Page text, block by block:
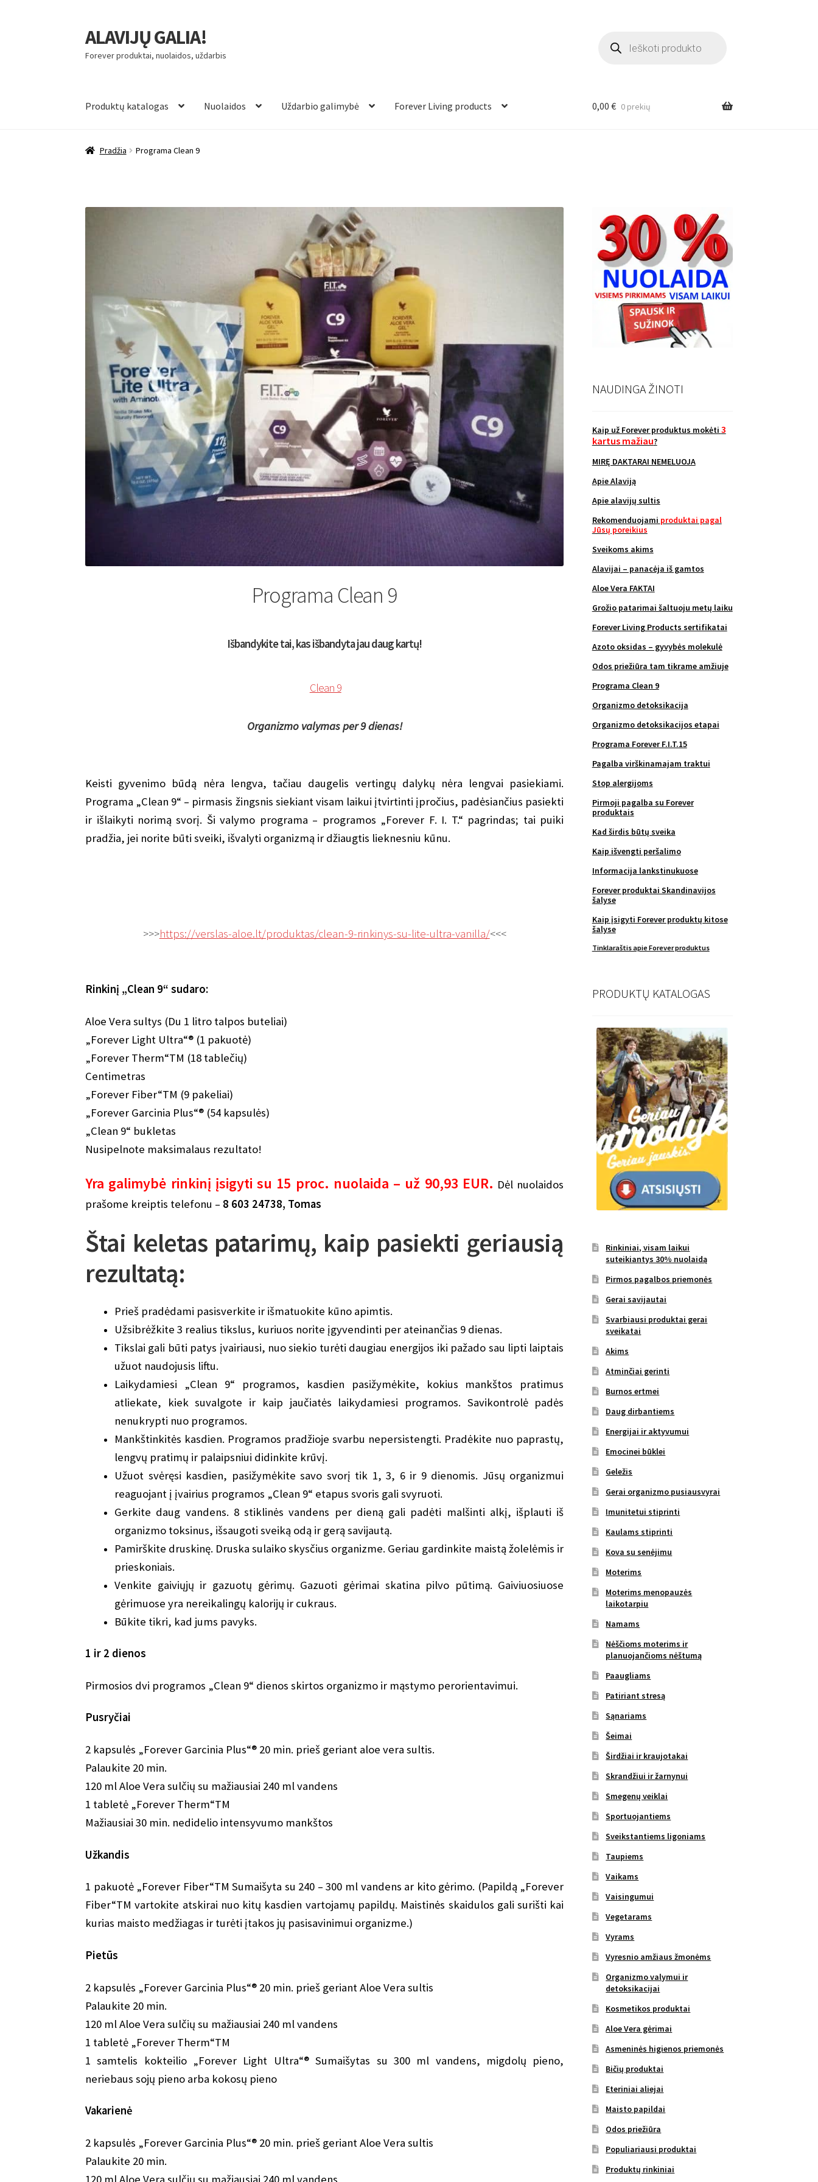
Pereiti
prie
meniu
Pereiti
prie
turinio
ALAVIJŲ GALIA!
Forever produktai, nuolaidos, uždarbis
search
Produktų katalogas Nuolaidos Uždarbio galimybė Forever Living products 0,00 € 0 prekių
Pradžia Programa Clean 9
Programa Clean 9
Išbandykite tai, kas išbandyta jau daug kartų!
Clean 9
Organizmo valymas per 9 dienas!
Keisti gyvenimo būdą nėra lengva, tačiau daugelis vertingų dalykų nėra lengvai pasiekiami.
Programa „Clean 9“ – pirmasis žingsnis siekiant visam laikui įtvirtinti įpročius, padėsiančius pasiekti
ir išlaikyti norimą svorį. Ši valymo programa – programos „Forever F. I. T.“ pagrindas; tai puiki
pradžia, jei norite būti sveiki, išvalyti organizmą ir džiaugtis lieknesniu kūnu.
>>>https://verslas-aloe.lt/produktas/clean-9-rinkinys-su-lite-ultra-vanilla/<<<
Rinkinį „Clean 9“ sudaro:
Aloe Vera sultys (Du 1 litro talpos buteliai)
„Forever Light Ultra“® (1 pakuotė)
„Forever Therm“TM (18 tablečių)
Centimetras
„Forever Fiber“TM (9 pakeliai)
„Forever Garcinia Plus“® (54 kapsulės)
„Clean 9“ bukletas
Nusipelnote maksimalaus rezultato!
Yra galimybė rinkinį įsigyti su 15 proc. nuolaida – už 90,93 EUR. Dėl nuolaidos
prašome kreiptis telefonu – 8 603 24738, Tomas
Štai keletas patarimų, kaip pasiekti geriausią
rezultatą:
Prieš pradėdami pasisverkite ir išmatuokite kūno apimtis.
Užsibrėžkite 3 realius tikslus, kuriuos norite įgyvendinti per ateinančias 9 dienas.
Tikslai gali būti patys įvairiausi, nuo siekio turėti daugiau energijos iki pažado sau lipti laiptais
užuot naudojusis liftu.
Laikydamiesi „Clean 9“ programos, kasdien pasižymėkite, kokius mankštos pratimus
atliekate, kiek suvalgote ir kaip jaučiatės laikydamiesi programos. Savikontrolė padės
nenukrypti nuo programos.
Mankštinkitės kasdien. Programos pradžioje svarbu nepersistengti. Pradėkite nuo paprastų,
lengvų pratimų ir palaipsniui didinkite krūvį.
Užuot svėręsi kasdien, pasižymėkite savo svorį tik 1, 3, 6 ir 9 dienomis. Jūsų organizmui
reaguojant į įvairius programos „Clean 9“ etapus svoris gali svyruoti.
Gerkite daug vandens. 8 stiklinės vandens per dieną gali padėti malšinti alkį, išplauti iš
organizmo toksinus, išsaugoti sveiką odą ir gerą savijautą.
Pamirškite druskinę. Druska sulaiko skysčius organizme. Geriau gardinkite maistą žolelėmis ir
prieskoniais.
Venkite gaiviųjų ir gazuotų gėrimų. Gazuoti gėrimai skatina pilvo pūtimą. Gaiviuosiuose
gėrimuose yra nereikalingų kalorijų ir cukraus.
Būkite tikri, kad jums pavyks.
1 ir 2 dienos
Pirmosios dvi programos „Clean 9“ dienos skirtos organizmo ir mąstymo perorientavimui.
Pusryčiai
2 kapsulės „Forever Garcinia Plus“® 20 min. prieš geriant aloe vera sultis.
Palaukite 20 min.
120 ml Aloe Vera sulčių su mažiausiai 240 ml vandens
1 tabletė „Forever Therm“TM
Mažiausiai 30 min. nedidelio intensyvumo mankštos
Užkandis
1 pakuotė „Forever Fiber“TM Sumaišyta su 240 – 300 ml vandens ar kito gėrimo. (Papildą „Forever
Fiber“TM vartokite atskirai nuo kitų kasdien vartojamų papildų. Maistinės skaidulos gali surišti kai
kurias maisto medžiagas ir turėti įtakos jų pasisavinimui organizme.)
Pietūs
2 kapsulės „Forever Garcinia Plus“® 20 min. prieš geriant Aloe Vera sultis
Palaukite 20 min.
120 ml Aloe Vera sulčių su mažiausiai 240 ml vandens
1 tabletė „Forever Therm“TM
1 samtelis kokteilio „Forever Light Ultra“® Sumaišytas su 300 ml vandens, migdolų pieno,
neriebaus sojų pieno arba kokosų pieno
Vakarienė
2 kapsulės „Forever Garcinia Plus“® 20 min. prieš geriant Aloe Vera sultis
Palaukite 20 min.
NAUDINGA ŽINOTI
Kaip už Forever produktus mokėti 3
kartus mažiau?
MIRĘ DAKTARAI NEMELUOJA
Apie Alaviją
Apie alavijų sultis
Rekomenduojami produktai pagal
Jūsų poreikius
Sveikoms akims
Alavijai – panacėja iš gamtos
Aloe Vera FAKTAI
Grožio patarimai šaltuoju metų laiku
Forever Living Products sertifikatai
Azoto oksidas – gyvybės molekulė
Odos priežiūra tam tikrame amžiuje
Programa Clean 9
Organizmo detoksikacija
Organizmo detoksikacijos etapai
Programa Forever F.I.T.15
Pagalba virškinamajam traktui
Stop alergijoms
Pirmoji pagalba su Forever
produktais
Kad širdis būtų sveika
Kaip išvengti peršalimo
Informacija lankstinukuose
Forever produktai Skandinavijos
šalyse
Kaip įsigyti Forever produktų kitose
šalyse
Tinklaraštis apie Forever produktus
PRODUKTŲ KATALOGAS
Rinkiniai, visam laikui
suteikiantys 30% nuolaidą
Pirmos pagalbos priemonės
Gerai savijautai
Svarbiausi produktai gerai
sveikatai
Akims
Atminčiai gerinti
Burnos ertmei
Daug dirbantiems
Energijai ir aktyvumui
Emocinei būklei
Geležis
Gerai organizmo pusiausvyrai
Imunitetui stiprinti
Kaulams stiprinti
Kova su senėjimu
Moterims
Moterims menopauzės
laikotarpiu
Namams
Nėščioms moterims ir
planuojančioms nėštumą
Paaugliams
Patiriant stresą
Sąnariams
Šeimai
Širdžiai ir kraujotakai
Skrandžiui ir žarnynui
Smegenų veiklai
Sportuojantiems
Sveikstantiems ligoniams
Taupiems
Vaikams
Vaisingumui
Vegetarams
Vyrams
Vyresnio amžiaus žmonėms
Organizmo valymui ir
detoksikacijai
Kosmetikos produktai
Aloe Vera gėrimai
Asmeninės higienos priemonės
Bičių produktai
Eteriniai aliejai
Maisto papildai
Odos priežiūra
Populiariausi produktai
Produktų rinkiniai